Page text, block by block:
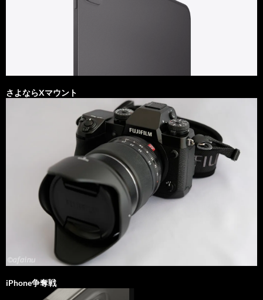
さよならXマウント
iPhone争奪戦